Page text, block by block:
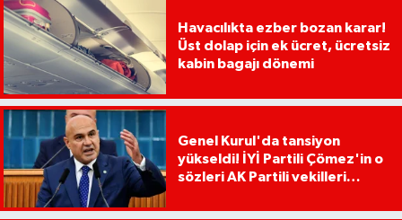
Havacılıkta ezber bozan karar!
Üst dolap için ek ücret, ücretsiz
kabin bagajı dönemi
Genel Kurul'da tansiyon
yükseldi! İYİ Partili Çömez'in o
sözleri AK Partili vekilleri